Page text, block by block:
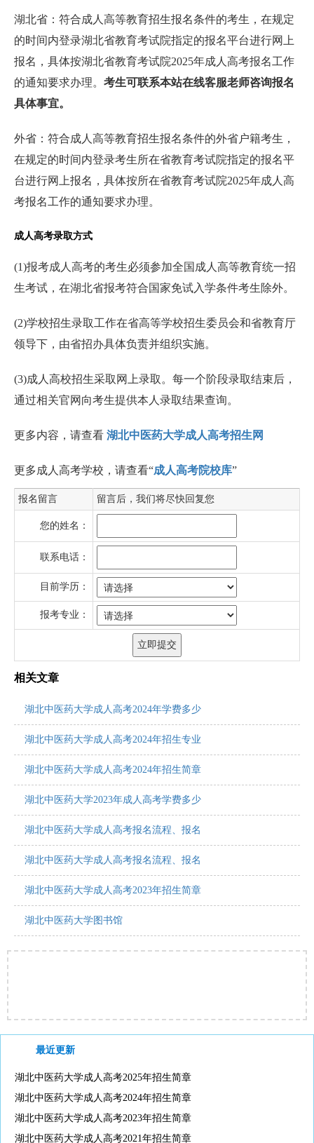
湖北省：符合成人高等教育招生报名条件的考生，在规定
的时间内登录湖北省教育考试院指定的报名平台进行网上
报名，具体按湖北省教育考试院2025年成人高考报名工作
的通知要求办理。 考生可联系本站在线客服老师咨询报名
具体事宜。
外省：符合成人高等教育招生报名条件的外省户籍考生，
在规定的时间内登录考生所在省教育考试院指定的报名平
台进行网上报名，具体按所在省教育考试院2025年成人高
考报名工作的通知要求办理。
成人高考录取方式
(1)报考成人高考的考生必须参加全国成人高等教育统一招
生考试，在湖北省报考符合国家免试入学条件考生除外。
(2)学校招生录取工作在省高等学校招生委员会和省教育厅
领导下，由省招办具体负责并组织实施。
(3)成人高校招生采取网上录取。每一个阶段录取结束后，
通过相关官网向考生提供本人录取结果查询。
更多内容，请查看 湖北中医药大学成人高考招生网
更多成人高考学校，请查看“成人高考院校库”
报名留言 留言后，我们将尽快回复您
您的姓名：
联系电话：
目前学历：
报考专业：
相关文章
湖北中医药大学成人高考2024年学费多少
湖北中医药大学成人高考2024年招生专业
湖北中医药大学成人高考2024年招生简章
湖北中医药大学2023年成人高考学费多少
湖北中医药大学成人高考报名流程、报名
湖北中医药大学成人高考报名流程、报名
湖北中医药大学成人高考2023年招生简章
湖北中医药大学图书馆
最近更新
湖北中医药大学成人高考2025年招生简章
湖北中医药大学成人高考2024年招生简章
湖北中医药大学成人高考2023年招生简章
湖北中医药大学成人高考2021年招生简章